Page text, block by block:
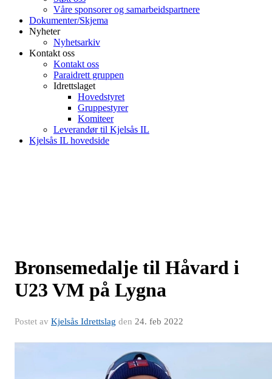
Våre sponsorer og samarbeidspartnere
Dokumenter/Skjema
Nyheter
Nyhetsarkiv
Kontakt oss
Kontakt oss
Paraidrett gruppen
Idrettslaget
Hovedstyret
Gruppestyrer
Komiteer
Leverandør til Kjelsås IL
Kjelsås IL hovedside
Bronsemedalje til Håvard i
U23 VM på Lygna
Postet av Kjelsås Idrettslag den 24. feb 2022